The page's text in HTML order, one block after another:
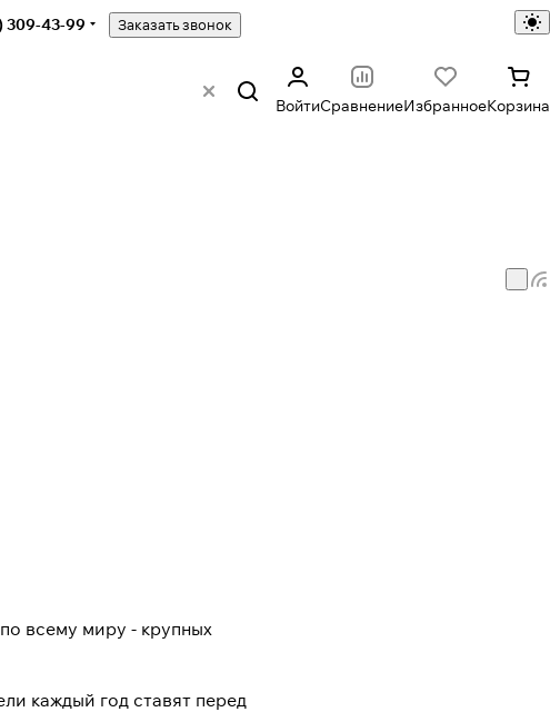
309-43-99 Заказать звонок
ВойтиСравнениеИзбранноеКорзина
всему миру - крупных
каждый год ставят перед